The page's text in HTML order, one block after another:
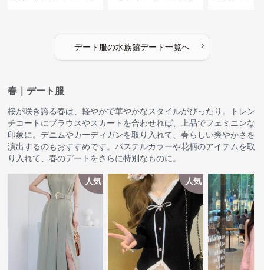
デート服の水族館デート一覧へ ›
春｜デート服
桜が咲き誇る春は、軽やかで華やかなスタイルがぴったり。トレン
チコートにブラウスやスカートを合わせれば、上品でフェミニンな
印象に。デニムやカーディガンを取り入れて、春らしい爽やかさを
演出するのもおすすめです。パステルカラーや花柄のアイテムを取
り入れて、春のデートをさらに特別なものに。
人気 人気